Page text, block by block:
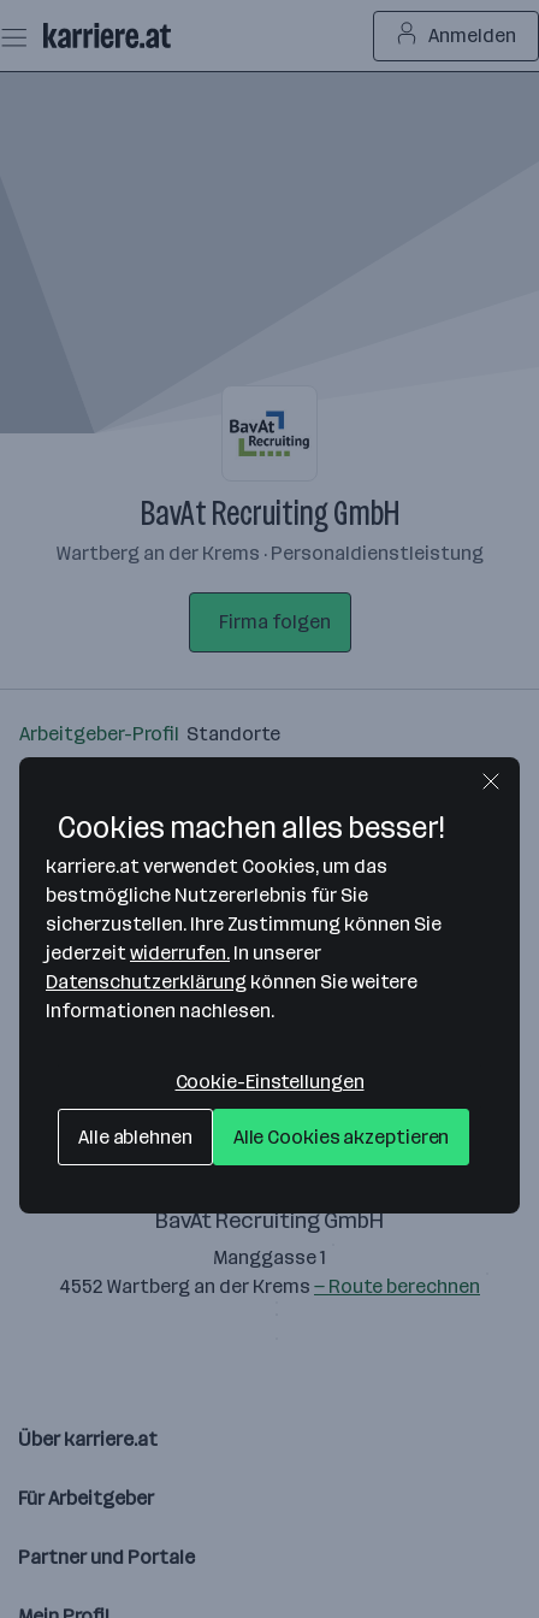
Seiteninhalt
springen
Anmelden
BavAt Recruiting GmbH
Wartberg an der Krems · Personaldienstleistung
Firma folgen
Arbeitgeber-Profil Standorte
Bitte stimme unseren Cookie-
Richtlinien zu, um diese Karte
anzuzeigen.
BavAt Recruiting GmbH
Manggasse 1
4552 Wartberg an der Krems — Route berechnen
Über karriere.at
Für Arbeitgeber
Partner und Portale
Cookies machen alles besser!
karriere.at verwendet Cookies, um das
bestmögliche Nutzererlebnis für Sie
sicherzustellen. Ihre Zustimmung können Sie
jederzeitwiderrufen. In unserer
Datenschutzerklärung können Sie weitere
Informationen nachlesen.
Cookie-Einstellungen
Alle ablehnen Alle Cookies akzeptieren